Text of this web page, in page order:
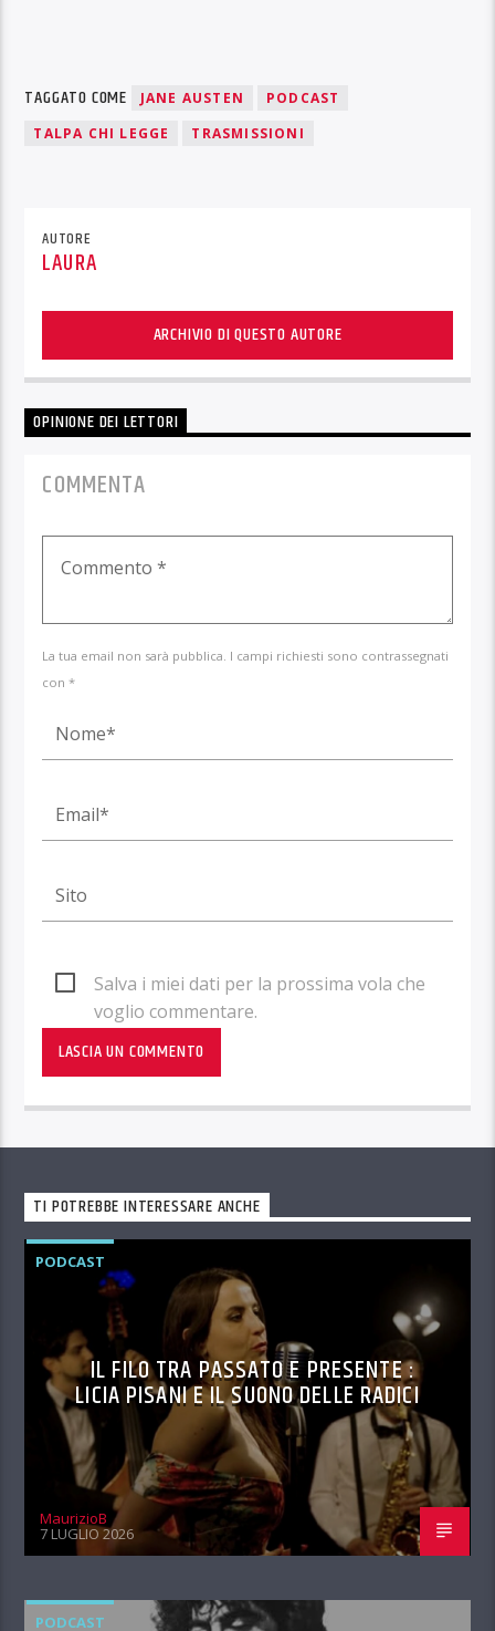
TAGGATO COME JANE AUSTEN
PODCAST
TALPA CHI LEGGE
TRASMISSIONI
AUTORE
LAURA
ARCHIVIO DI QUESTO AUTORE
OPINIONE DEI LETTORI
COMMENTA
La tua email non sarà pubblica. I campi richiesti sono contrassegnati
con *
Salva i miei dati per la prossima vola che
voglio commentare.
TI POTREBBE INTERESSARE ANCHE
PODCAST
IL FILO TRA PASSATO E PRESENTE :
LICIA PISANI E IL SUONO DELLE RADICI
MaurizioB
7 LUGLIO 2026
PODCAST